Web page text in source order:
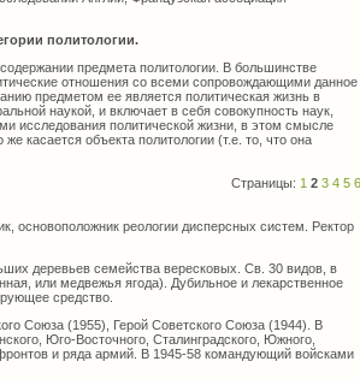
политологии.
предмета политологии. В большинстве
отношения со всеми сопровождающими данное
предметом ее является политическая жизнь в
наукой, и включает в себя совокупность наук,
исследования политической жизни, в этом смысле
касается объекта политологии (т.е. то, что она
Страницы: 1 2 3 4 5 6
реологии дисперсных систем. Ректор
деревьев семейства вересковых. Св. 30 видов, в
или медвежья ягода). Дубильное и лекарственное
средство.
Союза (1955), Герой Советского Союза (1944). В
Юго-Восточного, Сталинградского, Южного,
фронтов и ряда армий. В 1945-58 командующий войсками